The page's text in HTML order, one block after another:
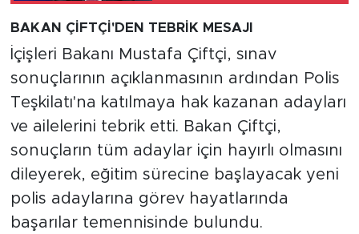
BAKAN ÇİFTÇİ'DEN TEBRİK MESAJI
İçişleri Bakanı Mustafa Çiftçi, sınav
sonuçlarının açıklanmasının ardından Polis
Teşkilatı'na katılmaya hak kazanan adayları
ve ailelerini tebrik etti. Bakan Çiftçi,
sonuçların tüm adaylar için hayırlı olmasını
dileyerek, eğitim sürecine başlayacak yeni
polis adaylarına görev hayatlarında
başarılar temennisinde bulundu.